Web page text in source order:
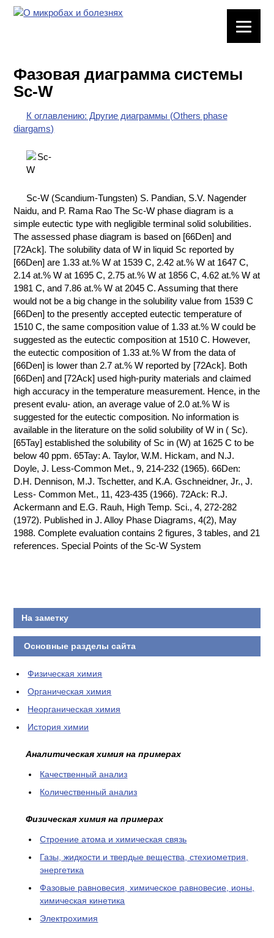
ХИМИЧЕСКАЯ
ПОСУДА
ВРЕДНЫЕ
ФАКТОРЫ
ХИМИЯ НА
ПРОИЗВОДСТВЕ
И ХИМИЧЕСКАЯ
ТЕХНОЛОГИЯ
КОНТАКТЫ
Фазовая диаграмма системы
Sc-W
К оглавлению: Другие диаграммы (Others phase
diargams)
Sc-W (Scandium-Tungsten) S. Pandian, S.V. Nagender
Naidu, and P. Rama Rao The Sc-W phase diagram is a
simple eutectic type with negligible terminal solid solubilities.
The assessed phase diagram is based on [66Den] and
[72Ack]. The solubility data of W in liquid Sc reported by
[66Den] are 1.33 at.% W at 1539 C, 2.42 at.% W at 1647 C,
2.14 at.% W at 1695 C, 2.75 at.% W at 1856 C, 4.62 at.% W at
1981 C, and 7.86 at.% W at 2045 C. Assuming that there
would not be a big change in the solubility value from 1539 C
[66Den] to the presently accepted eutectic temperature of
1510 C, the same composition value of 1.33 at.% W could be
suggested as the eutectic composition at 1510 C. However,
the eutectic composition of 1.33 at.% W from the data of
[66Den] is lower than 2.7 at.% W reported by [72Ack]. Both
[66Den] and [72Ack] used high-purity materials and claimed
high accuracy in the temperature measurement. Hence, in the
present evalu- ation, an average value of 2.0 at.% W is
suggested for the eutectic composition. No information is
available in the literature on the solid solubility of W in ( Sc).
[65Tay] established the solubility of Sc in (W) at 1625 C to be
below 40 ppm. 65Tay: A. Taylor, W.M. Hickam, and N.J.
Doyle, J. Less-Common Met., 9, 214-232 (1965). 66Den:
D.H. Dennison, M.J. Tschetter, and K.A. Gschneidner, Jr., J.
Less- Common Met., 11, 423-435 (1966). 72Ack: R.J.
Ackermann and E.G. Rauh, High Temp. Sci., 4, 272-282
(1972). Published in J. Alloy Phase Diagrams, 4(2), May
1988. Complete evaluation contains 2 figures, 3 tables, and 21
references. Special Points of the Sc-W System
На заметку
Основные разделы сайта
Физическая химия
Органическая химия
Неорганическая химия
История химии
Аналитическая химия на примерах
Качественный анализ
Количественный анализ
Физическая химия на примерах
Cтроение атома и химическая связь
Газы, жидкости и твердые вещества, стехиометрия,
энергетика
Фазовые равновесия, химическое равновесие, ионы,
химическая кинетика
Электрохимия